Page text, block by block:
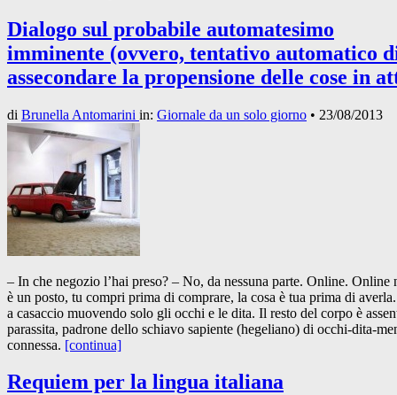
Dialogo sul probabile automatesimo
imminente (ovvero, tentativo automatico
assecondare la propensione delle cose in
di Brunella Antomarini in: Giornale da un solo giorno • 23/08/2013
– In che negozio l’hai preso? – No, da nessuna parte. Online. Online
è un posto, tu compri prima di comprare, la cosa è tua prima di
a casaccio muovendo solo gli occhi e le dita. Il resto del corpo è
parassita, padrone dello schiavo sapiente (hegeliano) di occhi-dita-
connessa. [continua]
Requiem per la lingua italiana